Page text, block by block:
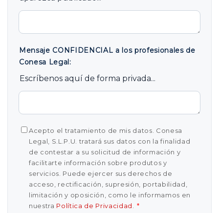
Mensaje CONFIDENCIAL a los profesionales de
Conesa Legal:
Escríbenos aquí de forma privada...
Acepto el tratamiento de mis datos. Conesa
Legal, S.L.P.U. tratará sus datos con la finalidad
de contestar a su solicitud de información y
facilitarte información sobre produtos y
servicios. Puede ejercer sus derechos de
acceso, rectificación, supresión, portabilidad,
limitación y oposición, como le informamos en
nuestra Política de Privacidad *